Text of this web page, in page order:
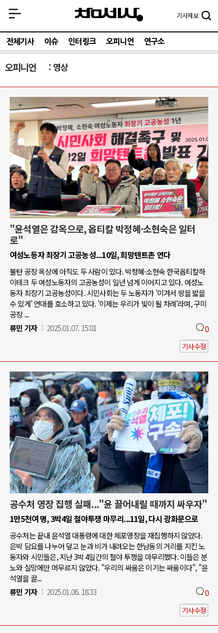
기사제보
전체기사 이슈 인터링크 오피니언 연구소
오피니언 영상
"윤석열은 감옥으로, 옵티칼 박정혜·소현숙은 일터
로"
여성노동자 최장기 고공농성...10일, 희망텐트촌 연다
불탄 공장 옥상에 아직도 두 사람이 있다. 박정혜·소현숙 한국옵티칼하
이테크 두 여성노동자의 고공농성이 일년 넘게 이어지고 있다. 여성노
동자 최장기 고공농성이다. 시민사회는 두 노동자가 '이겨서 땅을 밟을
수 있게' 연대를 호소하고 있다. '이제는 우리가 빛이 될 차례'라며, 구미
공장 ...
류민 기자
2025.01.07. 15:01 0
기사수정
공수처 영장 집행 실패..."윤 끌어내릴 때까지 싸우자"
1만5천여 명, 3박4일 철야투쟁 마무리...11일, 다시 광화문으로
공수처는 끝내 윤석열 대통령에 대한 체포영장을 재집행하지 않았다.
은박 담요를 나누어 덮고 눈과 비가 내려오는 한남동의 거리를 지킨 노
동자와 시민들은, 지난 3박 4일간의 철야 투쟁을 마무리했다. 이들은 분
노와 실망에만 머무르지 않았다. "우리의 싸움은 이기는 싸움이다", "윤
석열을 끌...
류민 기자
2025.01.06. 18:33 0
기사수정